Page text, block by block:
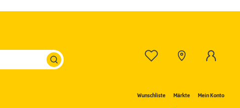
Wunschliste Märkte Mein Konto